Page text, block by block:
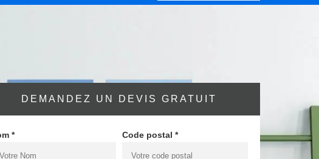
DEMANDEZ UN DEVIS GRATUIT
* Code postal *